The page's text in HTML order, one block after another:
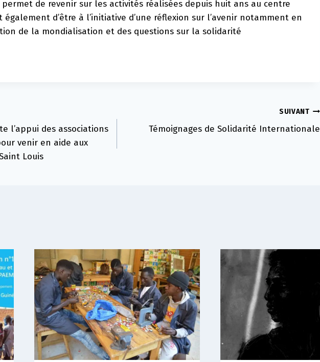
de revenir sur les activités réalisées depuis huit ans au centre
également d’être à l’initiative d’une réflexion sur l’avenir notamment en
de la mondialisation et des questions sur la solidarité
l’appui des associations
venir en aide aux
Louis
SUIVANT
Témoignages de Solidarité Internationale